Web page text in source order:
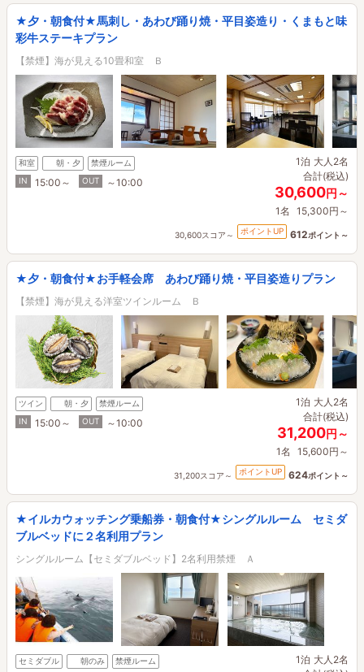
★夕・朝食付★馬刺し・あわび踊り焼・平目姿造り・くまもと味
彩牛ステーキプラン
【禁煙】海が見える10畳和室 Ｂ
和室 朝・夕
禁煙ルーム
IN
15:00～ OUT ～10:00
1泊 大人2名
合計(税込)
30,600円～
1名 15,300円～
30,600スコア～ ポイントUP 612ポイント～
★夕・朝食付★お手軽会席 あわび踊り焼・平目姿造りプラン
【禁煙】海が見える洋室ツインルーム Ｂ
ツイン 朝・夕
禁煙ルーム
IN
15:00～ OUT ～10:00
1泊 大人2名
合計(税込)
31,200円～
1名 15,600円～
31,200スコア～ ポイントUP 624ポイント～
★イルカウォッチング乗船券・朝食付★シングルルーム セミダ
ブルベッドに２名利用プラン
シングルルーム【セミダブルベッド】2名利用禁煙 Ａ
セミダブル 朝のみ 禁煙ルーム 1泊 大人2名